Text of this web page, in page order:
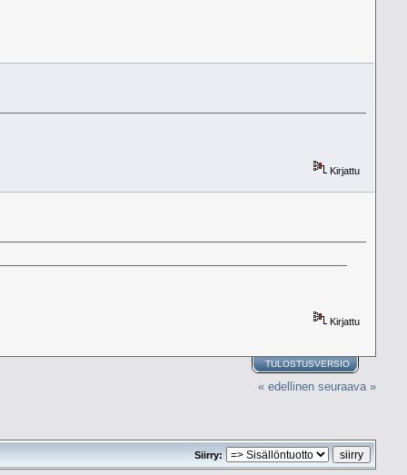
Kirjattu
Kirjattu
TULOSTUSVERSIO
« edellinen seuraava »
Siirry: